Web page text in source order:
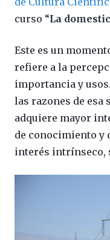
curso “La
Este es un
refiere a la
importancia y
las razones de esa
adquiere mayor
de conocimiento y
interés intrínseco,